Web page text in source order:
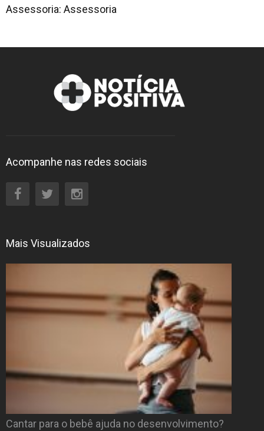
Assessoria: Assessoria
Acompanhe nas redes sociais
Mais Visualizados
Cantar para o bebê ajuda no desenvolvimento?